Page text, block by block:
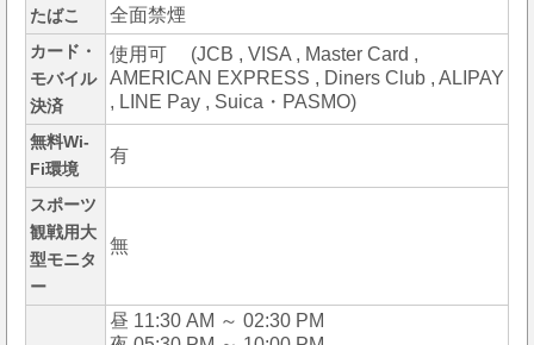
たばこ 全面禁煙
カード・
モバイル
決済
使用可 (JCB , VISA , Master Card ,
AMERICAN EXPRESS , Diners Club , ALIPAY
, LINE Pay , Suica・PASMO)
無料Wi-
Fi環境
有
スポーツ
観戦用大
型モニタ
ー
無
昼 11:30 AM ～ 02:30 PM